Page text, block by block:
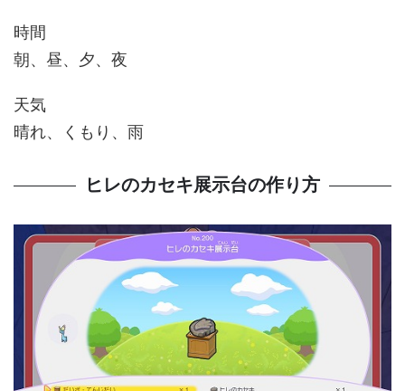
時間
朝、昼、夕、夜
天気
晴れ、くもり、雨
ヒレのカセキ展示台の作り方